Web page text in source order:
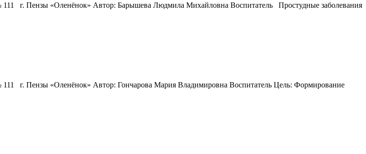
111 г. Пензы «Оленёнок» Автор: Барышева Людмила Михайловна Воспитатель Простудные заболевания
г. Пензы «Оленёнок» Автор: Гончарова Мария Владимировна Воспитатель Цель: Формирование